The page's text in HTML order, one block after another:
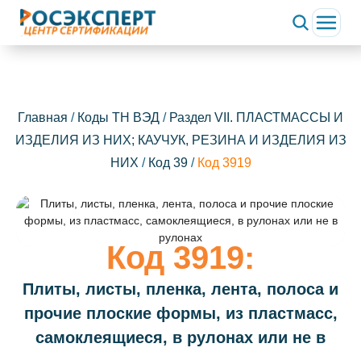
Главная / Коды ТН ВЭД / Раздел VII. ПЛАСТМАССЫ И
ИЗДЕЛИЯ ИЗ НИХ; КАУЧУК, РЕЗИНА И ИЗДЕЛИЯ ИЗ
НИХ / Код 39 / Код 3919
Код 3919:
Плиты, листы, пленка, лента, полоса и
прочие плоские формы, из пластмасс,
самоклеящиеся, в рулонах или не в